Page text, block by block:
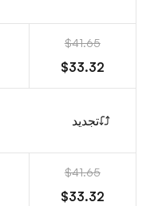
$41.65
$33.32
تجديد
$41.65
$33.32